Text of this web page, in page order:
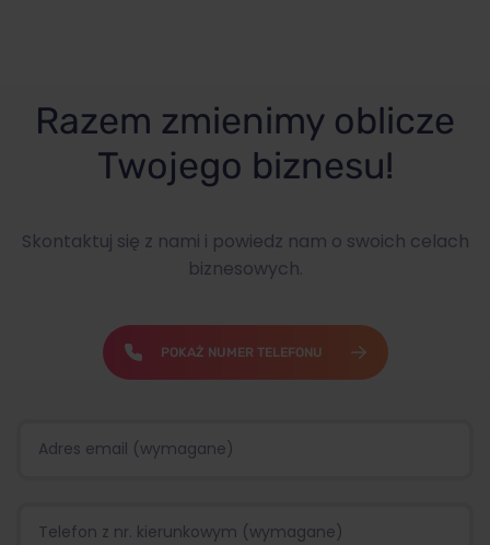
Razem zmienimy oblicze
Twojego biznesu!
Skontaktuj się z nami i powiedz nam o swoich celach
biznesowych.
POKAŻ NUMER TELEFONU